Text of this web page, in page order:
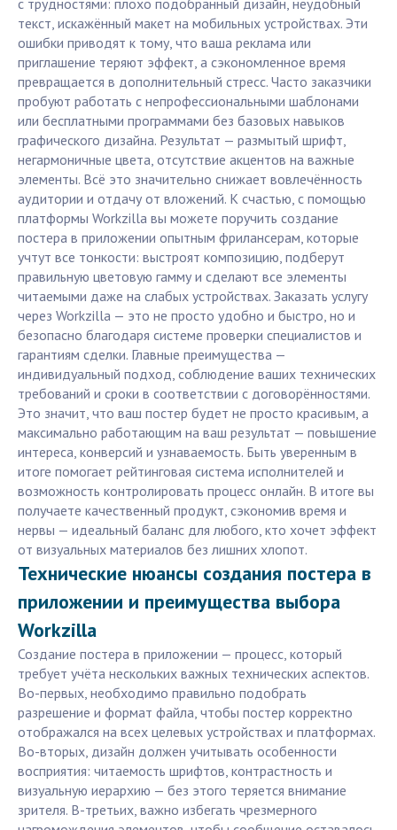
с трудностями: плохо подобранный дизайн, неудобный
текст, искажённый макет на мобильных устройствах. Эти
ошибки приводят к тому, что ваша реклама или
приглашение теряют эффект, а сэкономленное время
превращается в дополнительный стресс. Часто заказчики
пробуют работать с непрофессиональными шаблонами
или бесплатными программами без базовых навыков
графического дизайна. Результат — размытый шрифт,
негармоничные цвета, отсутствие акцентов на важные
элементы. Всё это значительно снижает вовлечённость
аудитории и отдачу от вложений. К счастью, с помощью
платформы Workzilla вы можете поручить создание
постера в приложении опытным фрилансерам, которые
учтут все тонкости: выстроят композицию, подберут
правильную цветовую гамму и сделают все элементы
читаемыми даже на слабых устройствах. Заказать услугу
через Workzilla — это не просто удобно и быстро, но и
безопасно благодаря системе проверки специалистов и
гарантиям сделки. Главные преимущества —
индивидуальный подход, соблюдение ваших технических
требований и сроки в соответствии с договорённостями.
Это значит, что ваш постер будет не просто красивым, а
максимально работающим на ваш результат — повышение
интереса, конверсий и узнаваемость. Быть уверенным в
итоге помогает рейтинговая система исполнителей и
возможность контролировать процесс онлайн. В итоге вы
получаете качественный продукт, сэкономив время и
нервы — идеальный баланс для любого, кто хочет эффект
от визуальных материалов без лишних хлопот.
Технические нюансы создания постера в
приложении и преимущества выбора
Workzilla
Создание постера в приложении — процесс, который
требует учёта нескольких важных технических аспектов.
Во-первых, необходимо правильно подобрать
разрешение и формат файла, чтобы постер корректно
отображался на всех целевых устройствах и платформах.
Во-вторых, дизайн должен учитывать особенности
восприятия: читаемость шрифтов, контрастность и
визуальную иерархию — без этого теряется внимание
зрителя. В-третьих, важно избегать чрезмерного